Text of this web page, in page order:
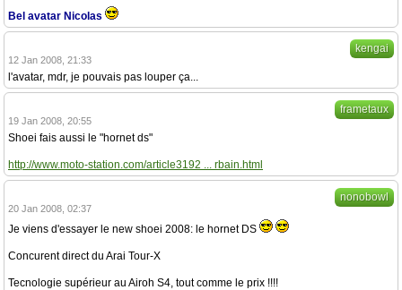
Bel avatar Nicolas
kengai
12 Jan 2008, 21:33
l'avatar, mdr, je pouvais pas louper ça...
frametaux
19 Jan 2008, 20:55
Shoei fais aussi le "hornet ds"
http://www.moto-station.com/article3192 ... rbain.html
nonobowl
20 Jan 2008, 02:37
Je viens d'essayer le new shoei 2008: le hornet DS
Concurent direct du Arai Tour-X
Tecnologie supérieur au Airoh S4, tout comme le prix !!!!